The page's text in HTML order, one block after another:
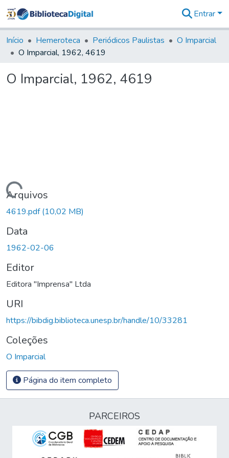
&
Coleções
Tudo na
Digital
Entrar
Início Hemeroteca Periódicos Paulistas
O Imparcial
O Imparcial, 1962, 4619
O Imparcial, 1962, 4619
Carregando...
Arquivos
4619.pdf(10,02 MB)
Data
1962-02-06
Editor
Editora "Imprensa" Ltda
URI
https://bibdig.biblioteca.unesp.br/handle/10/33281
Coleções
O Imparcial
Página do item completo
PARCEIROS